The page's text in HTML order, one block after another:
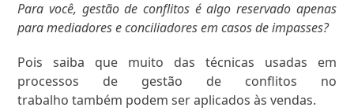
Para você, gestão de conflitos é algo reservado apenas
para mediadores e conciliadores em casos de impasses?
Pois saiba que muito das técnicas usadas em
processos de gestão de conflitos no
trabalho também podem ser aplicados às vendas.